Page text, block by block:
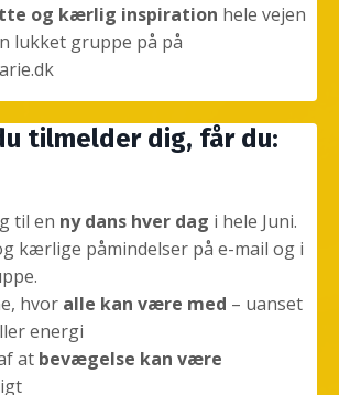
og kærlig inspiration hele vejen
lukket gruppe på på
tilmelder dig, får du:
til en ny dans hver dag i hele Juni.
kærlige påmindelser på e-mail og i
hvor alle kan være med – uanset
energi
at bevægelse kan være